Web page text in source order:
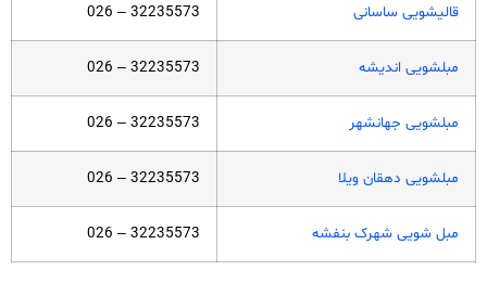
قالیشویی ساسانی 32235573 – 026
مبلشویی اندیشه 32235573 – 026
مبلشویی جهانشهر 32235573 – 026
مبلشویی دهقان ویلا 32235573 – 026
مبل شویی شهرک بنفشه 32235573 – 026